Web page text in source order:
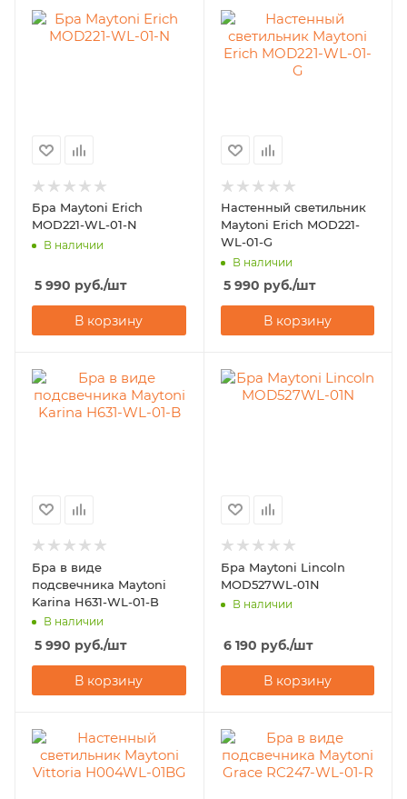
Бра Maytoni Erich
MOD221-WL-01-N
В наличии
5 990 руб./шт
В корзину
Настенный светильник
Maytoni Erich MOD221-
WL-01-G
В наличии
5 990 руб./шт
В корзину
Бра в виде
подсвечника Maytoni
Karina H631-WL-01-B
В наличии
5 990 руб./шт
В корзину
Бра Maytoni Lincoln
MOD527WL-01N
В наличии
6 190 руб./шт
В корзину